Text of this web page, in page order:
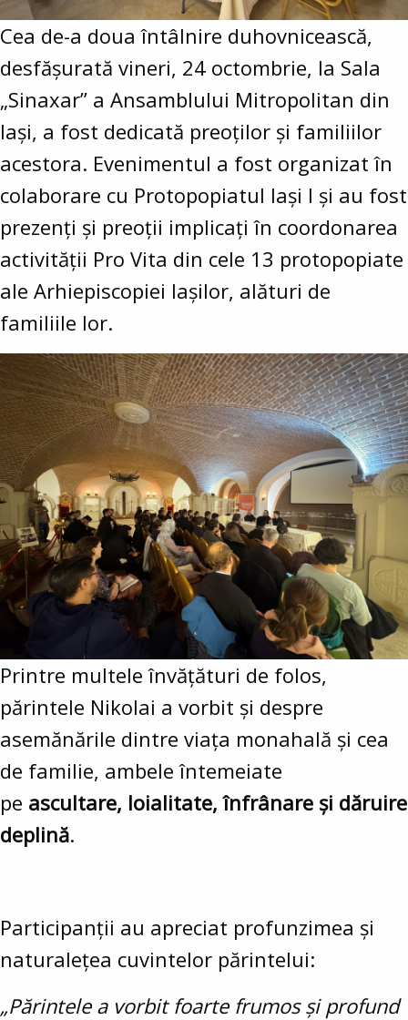
Cea de-a doua întâlnire duhovnicească,
desfășurată vineri, 24 octombrie, la Sala
„Sinaxar” a Ansamblului Mitropolitan din
Iași, a fost dedicată preoților și familiilor
acestora. Evenimentul a fost organizat în
colaborare cu Protopopiatul Iași I și au fost
prezenți și preoții implicați în coordonarea
activității Pro Vita din cele 13 protopopiate
ale Arhiepiscopiei Iașilor, alături de
familiile lor.
Printre multele învățături de folos,
părintele Nikolai a vorbit și despre
asemănările dintre viața monahală și cea
de familie, ambele întemeiate
pe ascultare, loialitate, înfrânare și dăruire
deplină.
Participanții au apreciat profunzimea și
naturalețea cuvintelor părintelui:
„Părintele a vorbit foarte frumos și profund